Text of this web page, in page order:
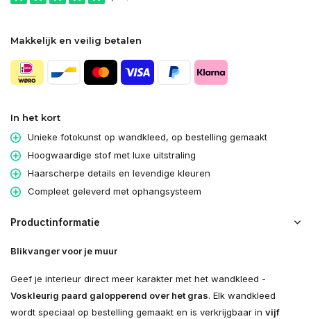
Makkelijk en veilig betalen
In het kort
Unieke fotokunst op wandkleed, op bestelling gemaakt
Hoogwaardige stof met luxe uitstraling
Haarscherpe details en levendige kleuren
Compleet geleverd met ophangsysteem
Productinformatie
Blikvanger voor je muur
Geef je interieur direct meer karakter met het wandkleed -
Voskleurig paard galopperend over het gras. Elk wandkleed
wordt speciaal op bestelling gemaakt en is verkrijgbaar in vijf